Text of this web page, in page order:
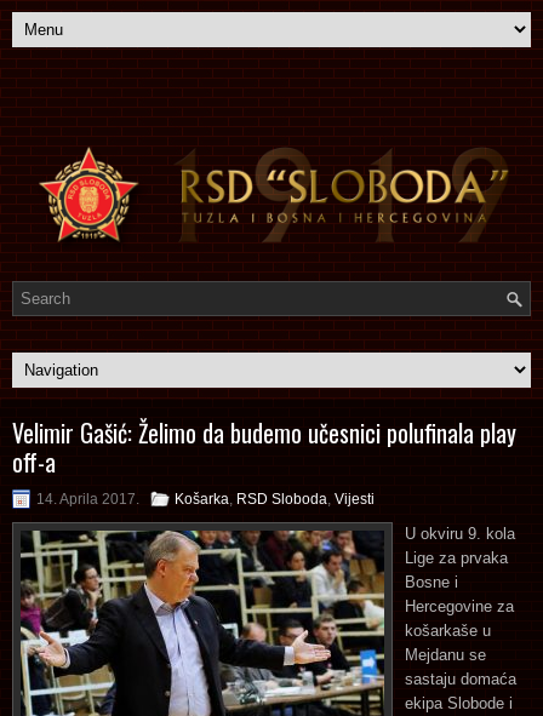
Velimir Gašić: Želimo da budemo učesnici polufinala play
off-a
14. Aprila 2017. Košarka RSD Sloboda Vijesti
U okviru 9. kola
Lige za prvaka
Bosne i
Hercegovine za
košarkaše u
Mejdanu se
sastaju domaća
ekipa Slobode i